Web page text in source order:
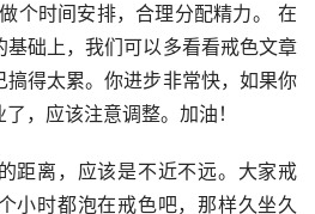
个时间安排，合理分配精力。 在
基础上，我们可以多看看戒色文章
得太累。你进步非常快，如果你
，应该注意调整。加油！
距离，应该是不近不远。大家戒
小时都泡在戒色吧，那样久坐久